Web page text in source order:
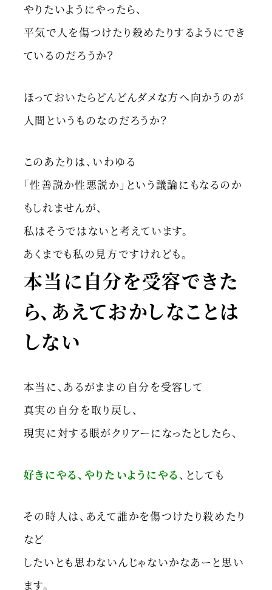
やりたいようにやったら、
平気で人を傷つけたり殺めたりするようにでき
ているのだろうか？
ほっておいたらどんどんダメな方へ向かうのが
人間というものなのだろうか？
このあたりは、いわゆる
「性善説か性悪説か」という議論にもなるのか
もしれませんが、
私はそうではないと考えています。
あくまでも私の見方ですけれども。
本当に自分を受容できた
ら、あえておかしなことは
しない
本当に、あるがままの自分を受容して
真実の自分を取り戻し、
現実に対する眼がクリアーになったとしたら、
好きにやる、やりたいようにやる、としても
その時人は、あえて誰かを傷つけたり殺めたり
など
したいとも思わないんじゃないかなあーと思い
ます。